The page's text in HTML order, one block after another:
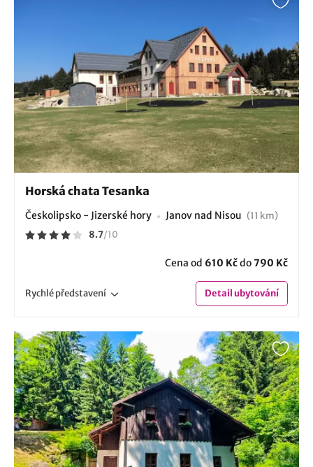
Horská chata Tesanka
Českolipsko - Jizerské hory Janov nad Nisou (11 km)
8.7/10
Cena od 610 Kčdo790 Kč
Rychlépředstavení Detailubytování